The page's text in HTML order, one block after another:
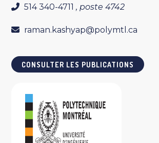
514 340-4711, poste 4742
raman.kashyap@polymtl.ca
CONSULTER LES PUBLICATIONS